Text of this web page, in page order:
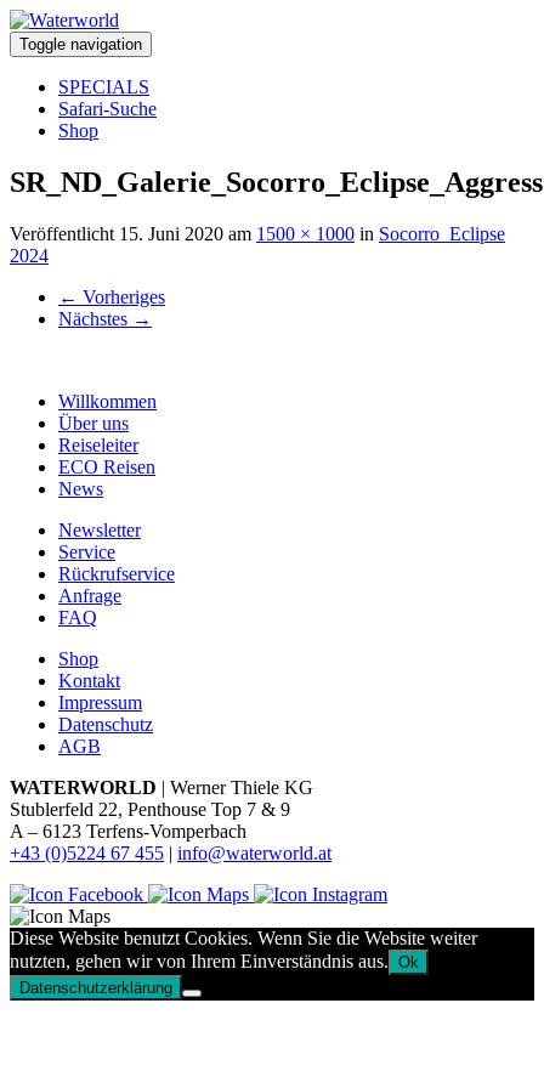
Toggle navigation
SPECIALS
Safari-Suche
Shop
Veröffentlicht 15. Juni 2020 am 1500 × 1000 in Socorro_Eclipse
2024
← Vorheriges
Nächstes →
Willkommen
Über uns
Reiseleiter
ECO Reisen
News
Newsletter
Service
Rückrufservice
Anfrage
FAQ
Shop
Kontakt
Impressum
Datenschutz
AGB
WATERWORLD | Werner Thiele KG
Stublerfeld 22, Penthouse Top 7 & 9
A – 6123 Terfens-Vomperbach
+43 (0)5224 67 455 | info@waterworld.at
Diese Website benutzt Cookies. Wenn Sie die Website weiter
nutzten, gehen wir von Ihrem Einverständnis aus. Ok
Datenschutzerklärung